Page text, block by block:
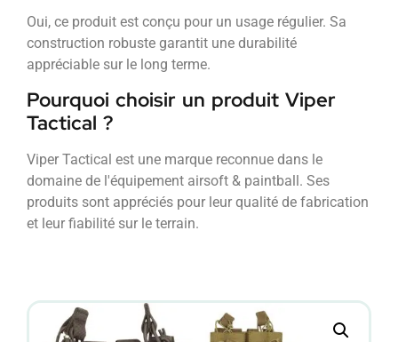
Oui, ce produit est conçu pour un usage régulier. Sa
construction robuste garantit une durabilité
appréciable sur le long terme.
Pourquoi choisir un produit Viper
Tactical ?
Viper Tactical est une marque reconnue dans le
domaine de l'équipement airsoft & paintball. Ses
produits sont appréciés pour leur qualité de fabrication
et leur fiabilité sur le terrain.